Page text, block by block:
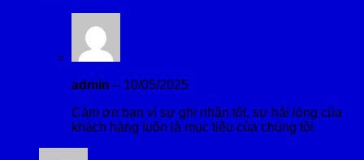
admin – 10/05/2025
Cảm ơn bạn vì sự ghi nhận tốt, sự hài lòng của
khách hàng luôn là mục tiêu của chúng tôi.